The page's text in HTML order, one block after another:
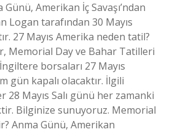
Amerikan İç Savaşı’ndan
Logan tarafından 30 Mayıs
27 Mayıs Amerika neden tatil?
Memorial Day ve Bahar Tatilleri
borsaları 27 Mayıs
gün kapalı olacaktır. İlgili
28 Mayıs Salı günü her zamanki
Bilginize sunuyoruz. Memorial
Anma Günü, Amerikan